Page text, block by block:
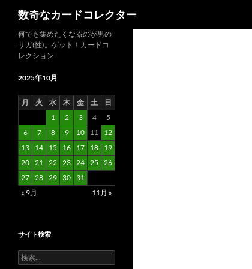
数奇なカードコレクター
何でも集めたくなるのが男の
サガ(性)。ゲット！カードコ
レクション
2025年10月
月 火 水 木 金 土
日
1
2 3 4
5
6
7 8 9 10 11
12
13
14 15 16 17 18
19
20 21 22 23 24 25
26
27 28 29 30
31
« 9月
11月 »
サイト検索
検
索: